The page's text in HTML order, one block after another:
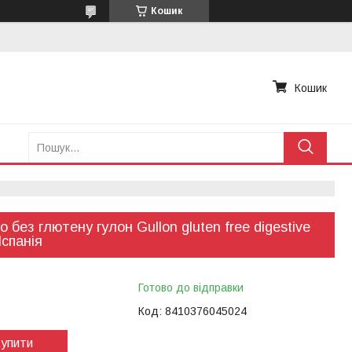
Кошик
Кошик
без глютену гулон Gullon gluten free digestive
Готово до відправки
Код: 8410376045024